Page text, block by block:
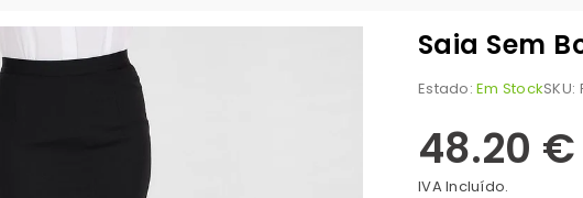
Saia Sem
Estado:Em StockSKU:
Preço
normal
48.20 €
IVA Incluído.